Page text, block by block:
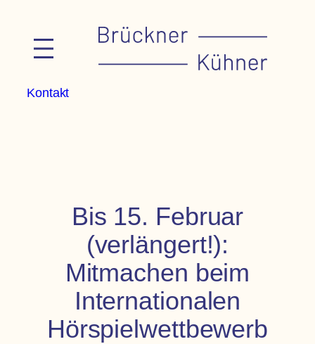
springen
Kontakt
Bis 15. Februar
(verlängert!):
Mitmachen beim
Internationalen
Hörspielwettbewerb